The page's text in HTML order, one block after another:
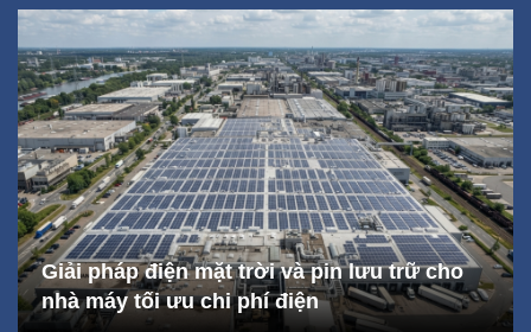
Giải pháp điện mặt trời và pin lưu trữ cho
nhà máy tối ưu chi phí điện